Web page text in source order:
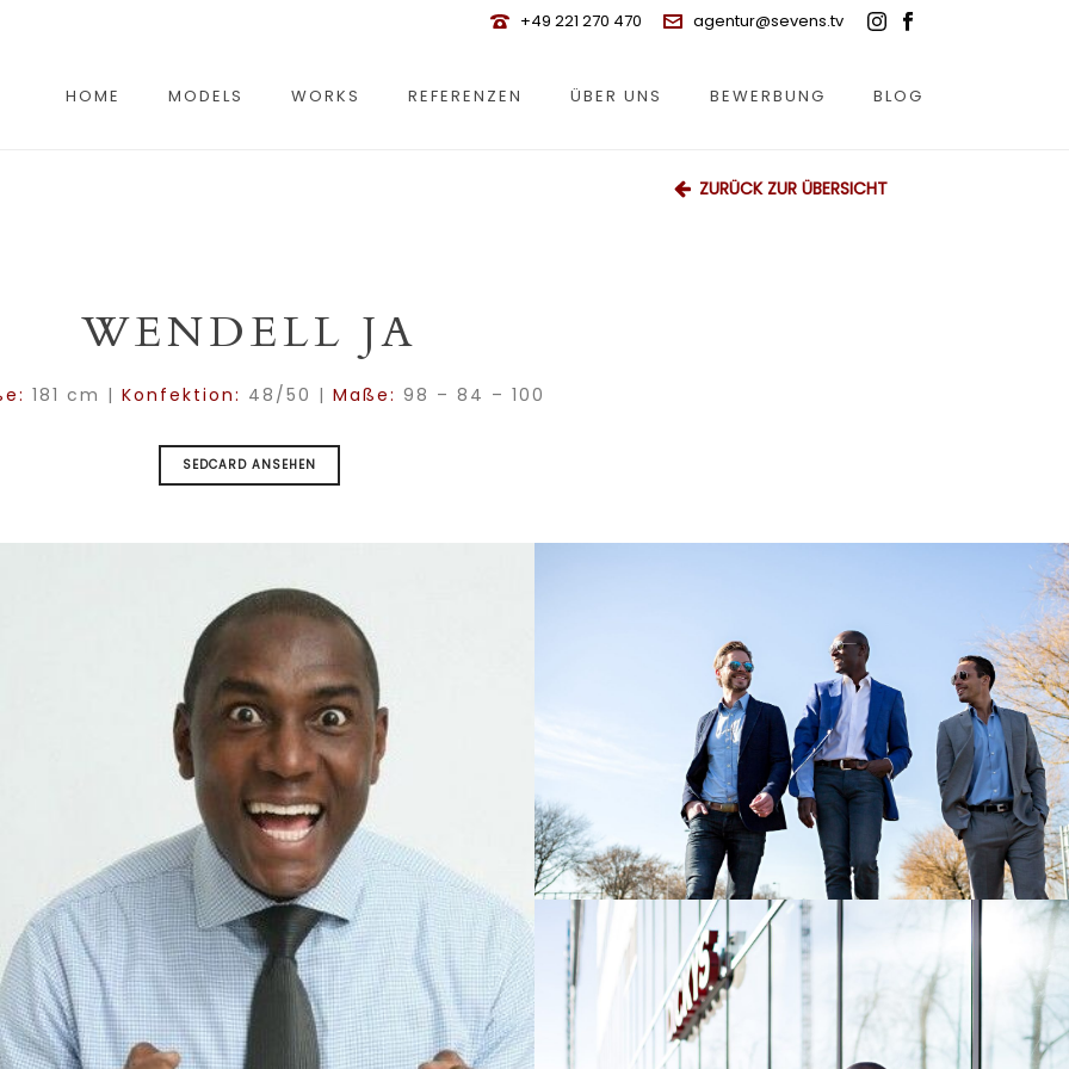
+49 221 270 470 agentur@sevens.tv
HOME MODELS WORKS REFERENZEN ÜBER UNS BEWERBUNG BLOG
ZURÜCK ZUR ÜBERSICHT
WENDELL JA
181 cm | Konfektion: 48/50 | Maße: 98 – 84 – 100
SEDCARD ANSEHEN